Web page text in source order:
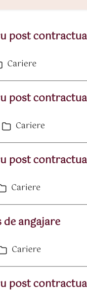
post
Cariere
post
Categorii
Cariere
post
Cariere
angajare
Cariere
post